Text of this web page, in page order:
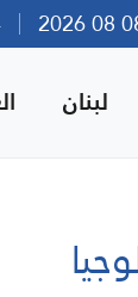
لبنان